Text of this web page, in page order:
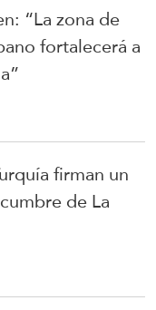
“La zona de
fortalecerá a
firman un
de La